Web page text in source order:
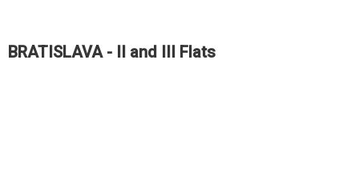
BRATISLAVA - II and III Flats